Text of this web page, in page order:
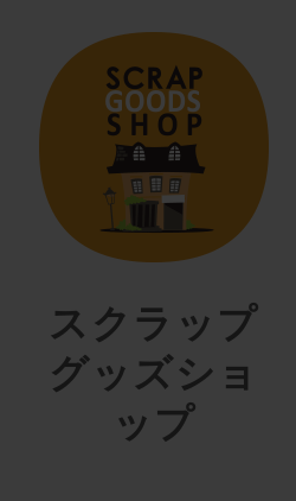
スクラップ
グッズショ
ップ